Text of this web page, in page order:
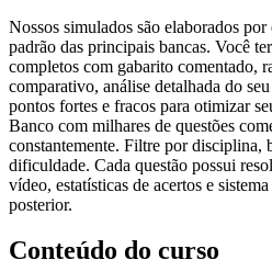
Nossos simulados são elaborados por
padrão das principais bancas. Você
completos com gabarito comentado,
comparativo, análise detalhada do
pontos fortes e fracos para otimizar
Banco com milhares de questões
constantemente. Filtre por disciplina,
dificuldade. Cada questão possui
vídeo, estatísticas de acertos e
posterior.
Conteúdo do curso